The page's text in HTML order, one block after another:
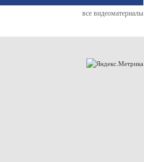
все видеоматериалы